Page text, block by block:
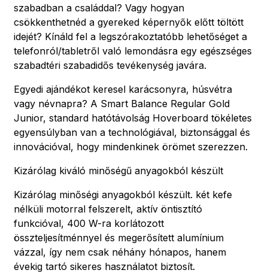
szabadban a családdal? Vagy hogyan
csökkenthetnéd a gyereked képernyők előtt töltött
idejét? Kínáld fel a legszórakoztatóbb lehetőséget a
telefonról/tabletről való lemondásra egy egészséges
szabadtéri szabadidős tevékenység javára.
Egyedi ajándékot keresel karácsonyra, húsvétra
vagy névnapra? A Smart Balance Regular Gold
Junior, standard hatótávolság Hoverboard tökéletes
egyensúlyban van a technológiával, biztonsággal és
innovációval, hogy mindenkinek örömet szerezzen.
Kizárólag kiváló minőségű anyagokból készült
Kizárólag minőségi anyagokból készült. két kefe
nélküli motorral felszerelt, aktív öntisztító
funkcióval, 400 W-ra korlátozott
összteljesítménnyel és megerősített alumínium
vázzal, így nem csak néhány hónapos, hanem
évekig tartó sikeres használatot biztosít.